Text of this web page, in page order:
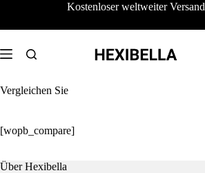
springen
Kostenloser weltweiter Versand
Vergleichen Sie
[wopb_compare]
Über Hexibella